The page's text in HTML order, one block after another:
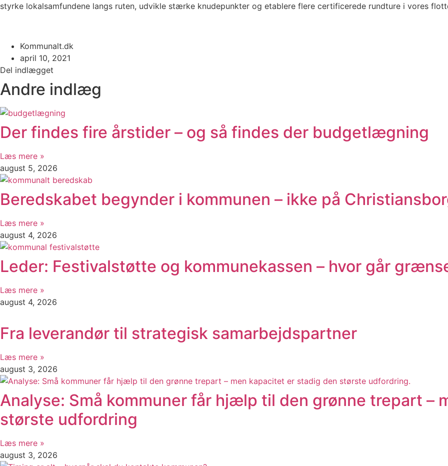
styrke lokalsamfundene langs ruten, udvikle stærke knudepunkter og etablere flere certificerede rundture i vores
Kommunalt.dk
april 10, 2021
Del indlægget
Andre indlæg
Der findes fire årstider – og så findes der budgetlægning
Læs mere »
august 5, 2026
Beredskabet begynder i kommunen – ikke på
Læs mere »
august 4, 2026
Leder: Festivalstøtte og kommunekassen – hvor går
Læs mere »
august 4, 2026
Fra leverandør til strategisk samarbejdspartner
Læs mere »
august 3, 2026
Analyse: Små kommuner får hjælp til den grønne trepart –
største udfordring
Læs mere »
august 3, 2026